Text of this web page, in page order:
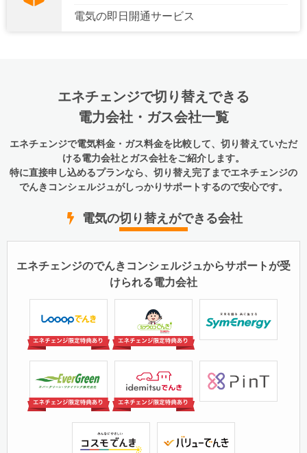
電気の即日開通サービス
エネチェンジで切り替えできる
電力会社・ガス会社一覧
エネチェンジで電気料金・ガス料金を比較して、切り替えていただ
ける電力会社とガス会社をご紹介します。
特に直接申し込めるプランなら、切り替え完了までエネチェンジの
でんきコンシェルジュがしっかりサポートするので安心です。
電気の切り替えができる会社
エネチェンジのでんきコンシェルジュからサポートが受
けられる電力会社
株式会社Looop
ミツウロコグリーンエネ
ルギー株式会社
シン・エナジー株式会社
（旧洸陽電機）
エバーグリーン・リテイ
リング株式会社
出光興産株式会社 株式会社PinT
コスモ石油マーケティン
グ株式会社
株式会社INE